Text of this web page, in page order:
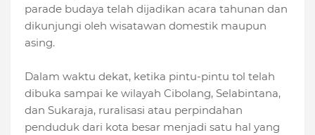
parade budaya telah dijadikan acara tahunan dan
dikunjungi oleh wisatawan domestik maupun
asing.
Dalam waktu dekat, ketika pintu-pintu tol telah
dibuka sampai ke wilayah Cibolang, Selabintana,
dan Sukaraja, ruralisasi atau perpindahan
penduduk dari kota besar menjadi satu hal yang